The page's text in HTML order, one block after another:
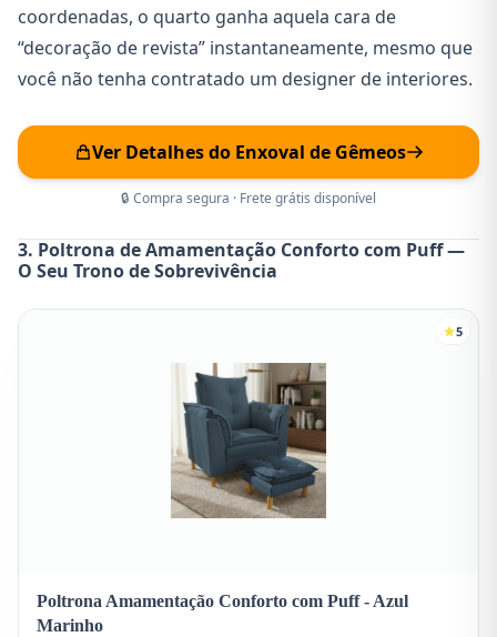
coordenadas, o quarto ganha aquela cara de
“decoração de revista” instantaneamente, mesmo que
você não tenha contratado um designer de interiores.
Ver Detalhes do Enxoval de Gêmeos
🔒 Compra segura · Frete grátis disponível
3. Poltrona de Amamentação Conforto com Puff —
O Seu Trono de Sobrevivência
5
Poltrona Amamentação Conforto com Puff - Azul
Marinho